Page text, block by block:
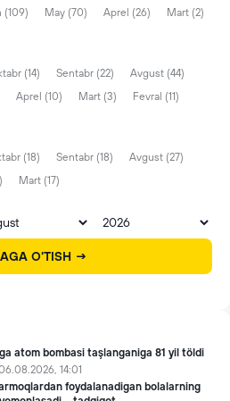
(109) May (70) Aprel (26)
Mart (2)
(14) Sentabr (22)
Avgust (44)
Aprel (10) Mart (3)
Fevral (11)
(18) Sentabr (18)
Avgust (27)
Mart (17)
O'TISH →
atom bombasi taşlanganiga 81 yil töldi
14:01
foydalanadigan bolalarning